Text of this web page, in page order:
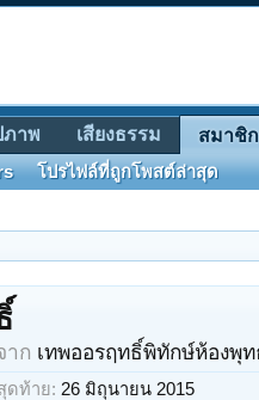
าก เทพออรฤทธิ์พิทักษ์ห้องพุ
ดท้าย: 26 มิถุนายน 2015
ภาพ เสียงธรรม สมาชิก
โปรไฟล์ที่ถูกโพสต์ล่าสุด